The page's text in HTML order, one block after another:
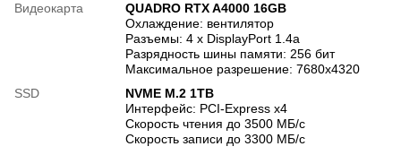
Видеокарта
QUADRO RTX A4000 16GB
Охлаждение: вентилятор
Разъемы: 4 x DisplayPort 1.4a
Разрядность шины памяти: 256 бит
Максимальное разрешение: 7680x4320
SSD
NVME M.2 1TB
Интерфейс: PCI-Express x4
Скорость чтения до 3500 МБ/с
Скорость записи до 3300 МБ/с